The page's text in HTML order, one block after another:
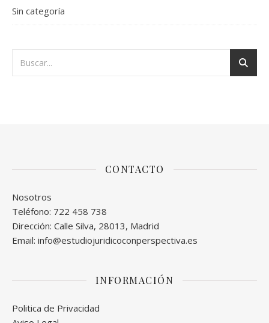
Sin categoría
CONTACTO
Nosotros
Teléfono: 722 458 738
Dirección: Calle Silva, 28013, Madrid
Email: info@estudiojuridicoconperspectiva.es
INFORMACIÓN
Politica de Privacidad